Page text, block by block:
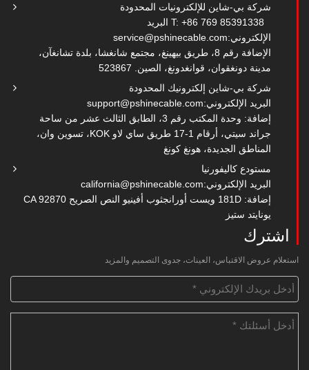
شركة بي-شاين للإلكترونيات المحدودة
T: +86 769 85391338 البريد
الإلكتروني:service@pshinecable.com
الإضافة رقم 8، طريق بيهينغ، مجتمع شانغشا، بلدة تشانغآن،
مدينة دونغقوان، قوانغدونغ، الصين. 523867
شركة بي-شاين إلكترونيك المحدودة
البريد الإلكتروني:support@pshinecable.com
إضافة: وحدة المكتب رقم 3، الطابق الثالث عشر من ساحة
جراند سيتي، أرقام 1-17 طريق ساي لاو KOK، تسوين وان،
المناطق الجديدة، هونغ كونغ
مستودع كاليفورنيا
البريد الإلكتروني:california@pshinecable.com
إضافة: 181D ويست أورانجثوب أفينيو النص الصريح CA 92870
يونايتد ستيز
اشترك
استعلام عروض الاقتباس، العينات، جدوى التصميم والمزيد